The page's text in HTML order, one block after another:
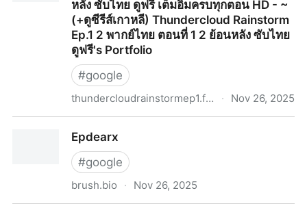
หลัง ซับไทย ดูฟรี เต็มอิ่มครบทุกตอน HD - ~
(+ดูซีรีส์เกาหลี) Thundercloud Rainstorm
Ep.1 2 พากย์ไทย ตอนที่ 1 2 ย้อนหลัง ซับไทย
ดูฟรี's Portfolio
#google
thundercloudrainstormep1.format.com · Nov 26, 2025
ไทย ตอนที่ 1-2 ย้อนหลัง ซับไทย ดูฟรี เต็มอิ่มครบทุกตอน
HD - ~(+ดูซีรีส์เกาหลี) Thundercloud Rainstorm Ep.1 2
พากย์ไทย ตอนที่ 1 2 ย้อนหลัง ซับไทย ดูฟรี's Portfolio
Epdearx
#google
brush.bio · Nov 26, 2025